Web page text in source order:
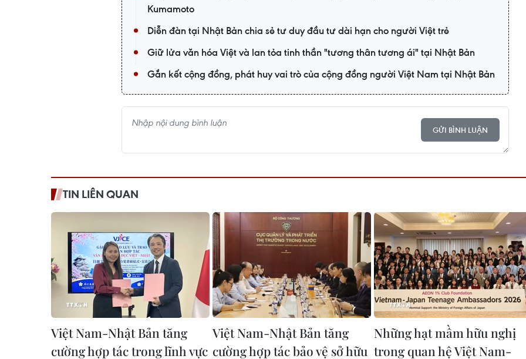
Kumamoto
Diễn đàn tại Nhật Bản chia sẻ tư duy đầu tư dài hạn cho người Việt trẻ
Giữ lửa văn hóa Việt và lan tỏa tinh thần "tương thân tương ái" tại Nhật Bản
Gắn kết cộng đồng, phát huy vai trò của cộng đồng người Việt Nam tại Nhật Bản
GỬI BÌNH LUẬN
TIN LIÊN QUAN
Việt Nam-Nhật Bản tăng
cường hợp tác trong lĩnh vực
Việt Nam-Nhật Bản tăng
cường hợp tác bảo vệ sở hữu
Những hạt mầm hữu nghị
trong quan hệ Việt Nam-